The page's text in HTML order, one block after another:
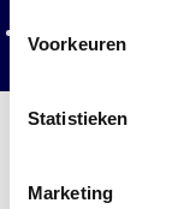
Voorkeuren
Statistieken
Marketing